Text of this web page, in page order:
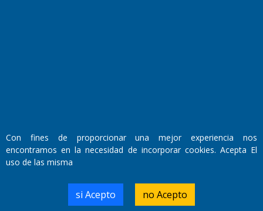
Primera edición: Domingo 3 de Mayo de 1992
Miembro de ADIRA,ADEPA y CPPAL
Propietario: El Diario SRL
Walter René Goñi
Con fines de proporcionar una mejor experiencia nos
encontramos en la necesidad de incorporar cookies. Acepta El
uso de las misma
si Acepto no Acepto